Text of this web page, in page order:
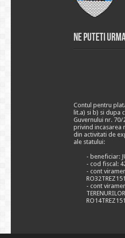
Ne puteti
Contul pentru
lit.a) si b) si dupa
Guvernului nr.
privind incasarea
din activitati de
ale statului:
- beneficiar:
- cod fiscal:
- cont
- cont